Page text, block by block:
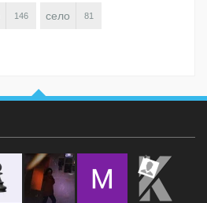
146 село 81